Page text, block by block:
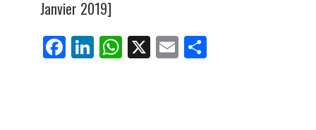
Janvier 2019]
Fa
ce
Li
nk
W
ha
X E
m
Pa
rt